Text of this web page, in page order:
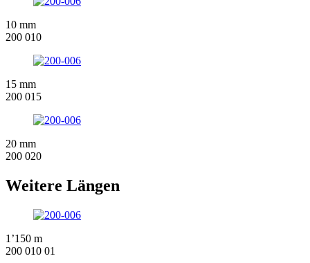
10 mm
200 010
15 mm
200 015
20 mm
200 020
Weitere Längen
1’150 m
200 010 01